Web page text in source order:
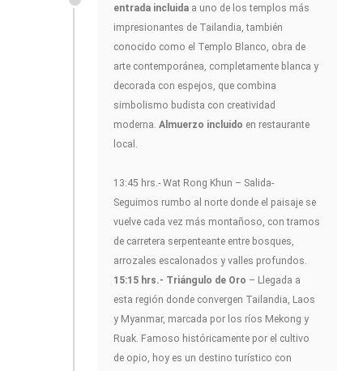
entrada incluida a uno de los templos más
impresionantes de Tailandia, también
conocido como el Templo Blanco, obra de
arte contemporánea, completamente blanca y
decorada con espejos, que combina
simbolismo budista con creatividad
moderna. Almuerzo incluido en restaurante
local.
13:45 hrs.- Wat Rong Khun – Salida-
Seguimos rumbo al norte donde el paisaje se
vuelve cada vez más montañoso, con tramos
de carretera serpenteante entre bosques,
arrozales escalonados y valles profundos.
15:15 hrs.- Triángulo de Oro – Llegada a
esta región donde convergen Tailandia, Laos
y Myanmar, marcada por los ríos Mekong y
Ruak. Famoso históricamente por el cultivo
de opio, hoy es un destino turístico con